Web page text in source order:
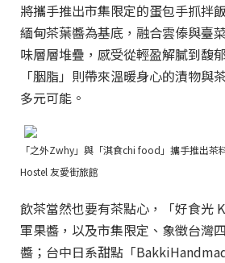
將攜手推出市集限定的蛋包手抓拌
緬甸茶葉醬為基底，融合雲傣與臺
味層層堆疊，感受從輕盈解膩到馥
「胭脂」則帶來溫暖身心的漬物與
多元可能。
「之外Zwhy」與「淇食chi food」攜手推出茶
Hostel 友愛街旅館
飲茶當然也要有茶點心，「好食光
軍果醬，以及市集限定、象徵台灣
醬；台中日系甜點「